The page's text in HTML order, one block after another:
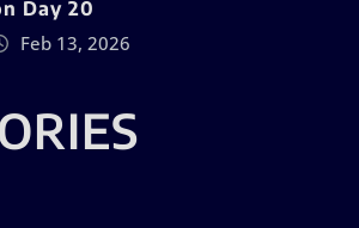
Day 20
Feb 13, 2026